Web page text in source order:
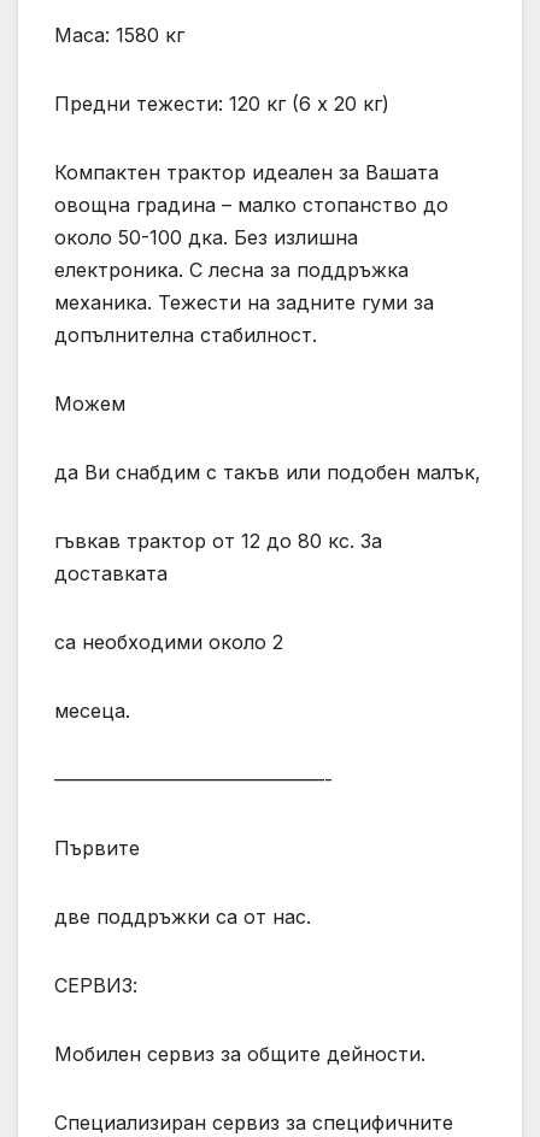
Маса: 1580 кг
Предни тежести: 120 кг (6 х 20 кг)
Компактен трактор идеален за Вашата
овощна градина – малко стопанство до
около 50-100 дка. Без излишна
електроника. С лесна за поддръжка
механика. Тежести на задните гуми за
допълнителна стабилност.
Можем
да Ви снабдим с такъв или подобен малък,
гъвкав трактор от 12 до 80 кс. За
доставката
са необходими около 2
месеца.
——————————————-
Първите
две поддръжки са от нас.
СЕРВИЗ:
Мобилен сервиз за общите дейности.
Специализиран сервиз за специфичните